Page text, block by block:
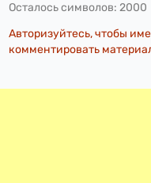
Осталось символов: 2000
Авторизуйтесь, чтобы
комментировать